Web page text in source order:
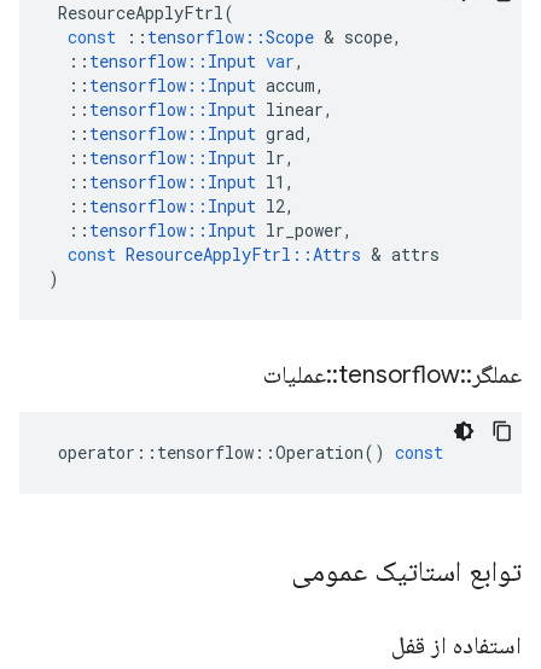
ResourceApplyFtrl(
const
:: tensorflow ::Scope & scope,
:: tensorflow :: Input var,
:: tensorflow :: Input accum,
:: tensorflow :: Input linear,
:: tensorflow :: Input grad,
:: tensorflow :: Input lr,
:: tensorflow :: Input l1 ,
:: tensorflow :: Input l2,
:: tensorflow :: Input lr_power,
const ResourceApplyFtrl ::Attrs & attrs
)
عملگر ::
tensorflow
::عملیات
operator :: tensorflow ::Operation() const
توابع استاتیک عمومی
استفاده از قفل